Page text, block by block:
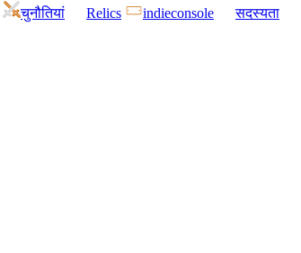
चुनौतियां Relics indieconsole सदस्यता